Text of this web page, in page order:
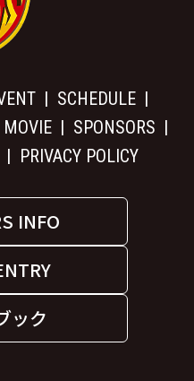
SCHEDULE
MOVIE
SPONSORS
PRIVACY POLICY
INFO
ック